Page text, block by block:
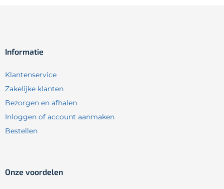
Informatie
Klantenservice
Zakelijke klanten
Bezorgen en afhalen
Inloggen of account aanmaken
Bestellen
Onze voordelen